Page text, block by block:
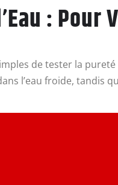
:
de tester la
l’eau froide, tandis